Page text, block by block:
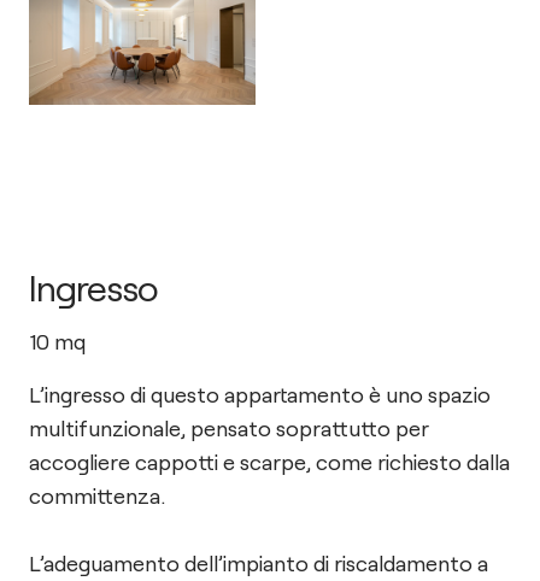
Ingresso
10 mq
L’ingresso di questo appartamento è uno spazio
multifunzionale, pensato soprattutto per
accogliere cappotti e scarpe, come richiesto dalla
committenza.
L’adeguamento dell’impianto di riscaldamento a